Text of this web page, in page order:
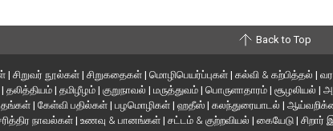
Back to Top
| சிறுவர் நூல்கள் | சிறுகதைகள் | மொழிபெயர்ப்புகள் | கல்வி & கற்பித்தல் |
| தலித்தியம் | தமிழீழம் | குறுநாவல் | மருத்துவம் | பொருளாதாரம் | சூழலியல் |
| கேள்வி பதில்கள் | பழமொழிகள் | ஹதீஸ் | கலந்துரையாடல் |
நாவல்கள் | உணவு & பானங்கள் | சட்டம் & குற்றவியல் | கையேடு | சிறார்